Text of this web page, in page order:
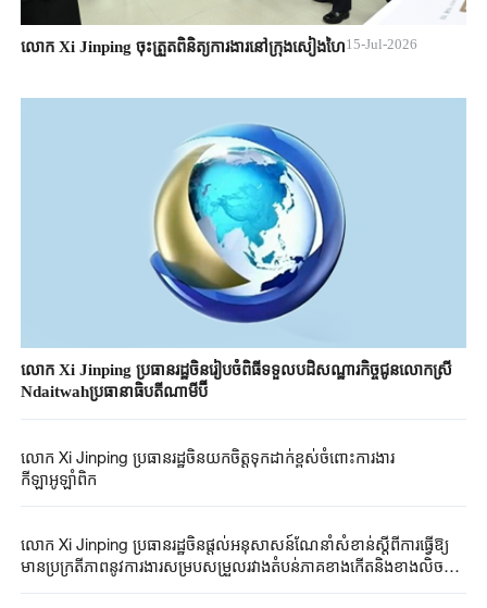
លោក Xi Jinping ចុះត្រួតពិនិត្យការងារនៅក្រុងសៀងហៃ15-Jul-2026
លោក Xi Jinping ប្រធាន​រដ្ឋ​ចិនរៀបចំ​ពិធីទទួលបដិសណ្ឋារកិច្ច​ជូន​លោកស្រី​
Ndaitwah​ប្រធានាធិបតី​ណាមីប៊ី
លោក Xi Jinping ប្រធានរដ្ឋ​ចិនយកចិត្តទុកដាក់ខ្ពស់​ចំពោះការងារ
កីឡាអូឡាំពិក
លោក Xi Jinping ប្រធានរដ្ឋចិនផ្តល់អនុសាសន៍ណែនាំសំខាន់ស្តីពីការធ្វើឱ្យ
មានប្រក្រតីភាពនូវការងារសម្របសម្រួលរវាងតំបន់ភាគខាងកើតនិងខាងលិច